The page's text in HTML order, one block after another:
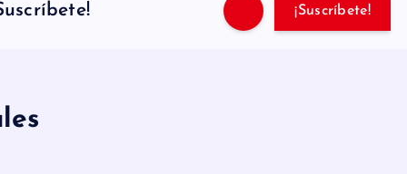
¡Suscríbete!